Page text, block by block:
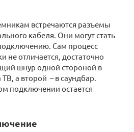
встречаются разъемы
кабеля. Они могут стать
Сам процесс
не отличается, достаточно
шнур одной стороной в
а второй – в саундбар.
подключении остается